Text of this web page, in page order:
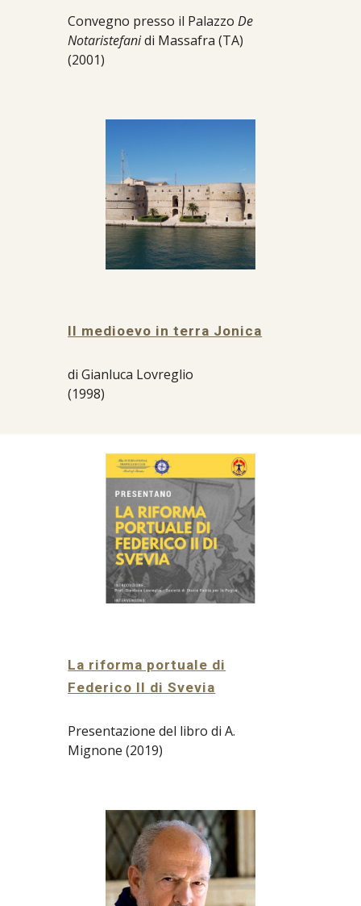
Convegno presso il PalazzoDe
Notaristefanidi Massafra (TA)
(2001)
Il medioevo in terra Jonica
di Gianluca Lovreglio
(1998)
La riforma portuale di
Federico II di Svevia
Presentazione del libro di A.
Mignone (2019)